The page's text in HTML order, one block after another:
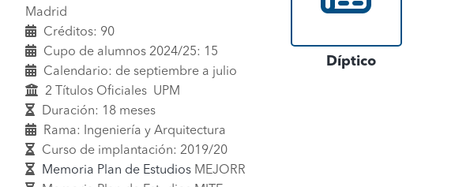
Madrid
Créditos: 90
Cupo de alumnos 2024/25: 15
Calendario: de septiembre a julio
2 Títulos Oficiales UPM
Duración: 18 meses
Rama: Ingeniería y Arquitectura
Curso de implantación: 2019/20
Memoria Plan de EstudiosMEJORR
Díptico